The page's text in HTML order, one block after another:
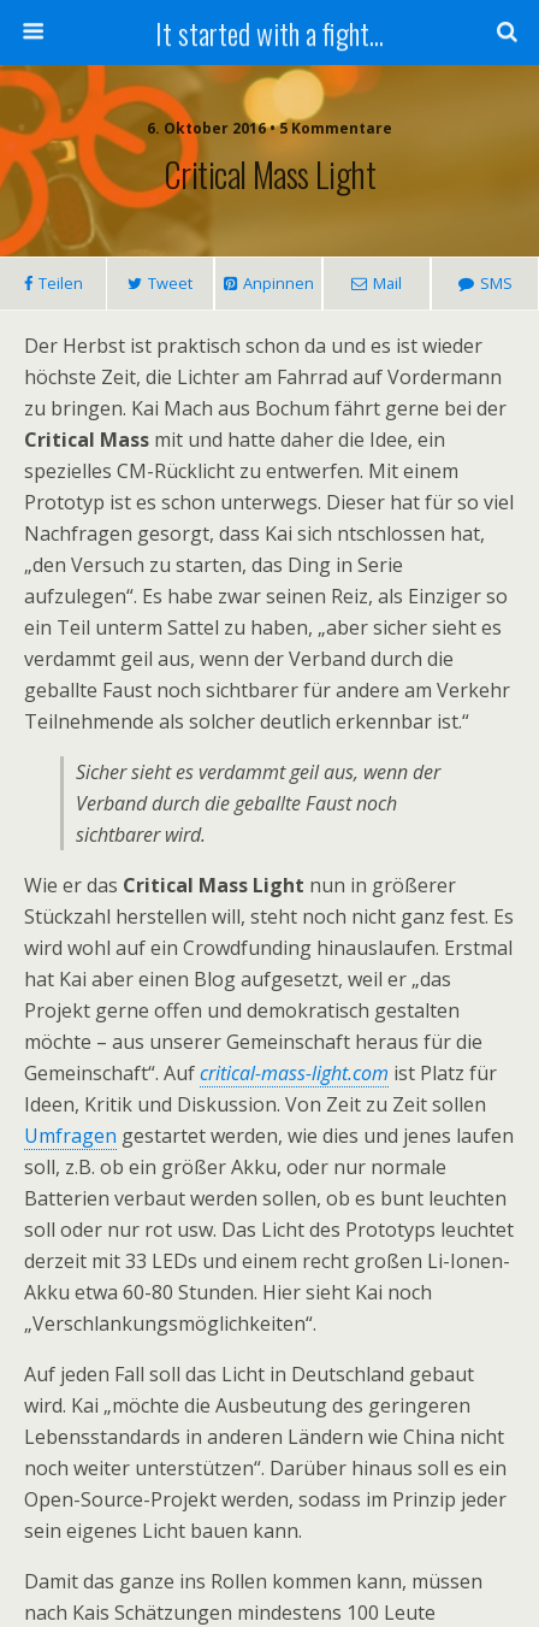
It started with a fight...
6. Oktober 2016 • 5 Kommentare
Critical Mass Light
Teilen Tweet Anpinnen Mail SMS
Der Herbst ist praktisch schon da und es ist wieder
höchste Zeit, die Lichter am Fahrrad auf Vordermann
zu bringen. Kai Mach aus Bochum fährt gerne bei der
Critical Mass mit und hatte daher die Idee, ein
spezielles CM-Rücklicht zu entwerfen. Mit einem
Prototyp ist es schon unterwegs. Dieser hat für so viel
Nachfragen gesorgt, dass Kai sich ntschlossen hat,
„den Versuch zu starten, das Ding in Serie
aufzulegen“. Es habe zwar seinen Reiz, als Einziger so
ein Teil unterm Sattel zu haben, „aber sicher sieht es
verdammt geil aus, wenn der Verband durch die
geballte Faust noch sichtbarer für andere am Verkehr
Teilnehmende als solcher deutlich erkennbar ist.“
Sicher sieht es verdammt geil aus, wenn der
Verband durch die geballte Faust noch
sichtbarer wird.
Wie er das Critical Mass Light nun in größerer
Stückzahl herstellen will, steht noch nicht ganz fest. Es
wird wohl auf ein Crowdfunding hinauslaufen. Erstmal
hat Kai aber einen Blog aufgesetzt, weil er „das
Projekt gerne offen und demokratisch gestalten
möchte – aus unserer Gemeinschaft heraus für die
Gemeinschaft“. Aufcritical-mass-light.com ist Platz für
Ideen, Kritik und Diskussion. Von Zeit zu Zeit sollen
Umfragen gestartet werden, wie dies und jenes laufen
soll, z.B. ob ein größer Akku, oder nur normale
Batterien verbaut werden sollen, ob es bunt leuchten
soll oder nur rot usw. Das Licht des Prototyps leuchtet
derzeit mit 33 LEDs und einem recht großen Li-Ionen-
Akku etwa 60-80 Stunden. Hier sieht Kai noch
„Verschlankungsmöglichkeiten“.
Auf jeden Fall soll das Licht in Deutschland gebaut
wird. Kai „möchte die Ausbeutung des geringeren
Lebensstandards in anderen Ländern wie China nicht
noch weiter unterstützen“. Darüber hinaus soll es ein
Open-Source-Projekt werden, sodass im Prinzip jeder
sein eigenes Licht bauen kann.
Damit das ganze ins Rollen kommen kann, müssen
nach Kais Schätzungen mindestens 100 Leute